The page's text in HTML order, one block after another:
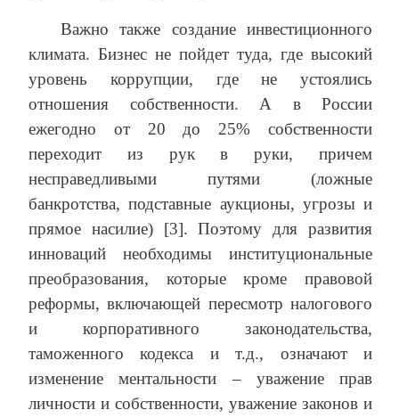
Важно также создание инвестиционного
климата. Бизнес не пойдет туда, где высокий
уровень коррупции, где не устоялись
отношения собственности. А в России
ежегодно от 20 до 25% собственности
переходит из рук в руки, причем
несправедливыми путями (ложные
банкротства, подставные аукционы, угрозы и
прямое насилие) [3]. Поэтому для развития
инноваций необходимы институциональные
преобразования, которые кроме правовой
реформы, включающей пересмотр налогового
и корпоративного законодательства,
таможенного кодекса и т.д., означают и
изменение ментальности – уважение прав
личности и собственности, уважение законов и